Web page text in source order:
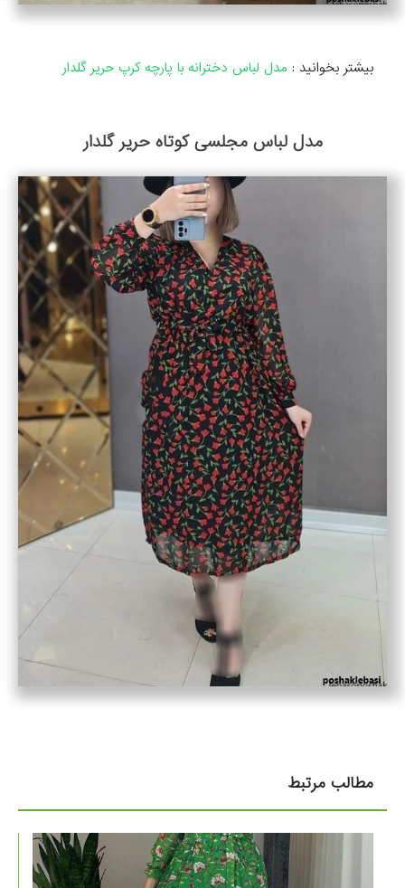
بیشتر بخوانید : مدل لباس دخترانه با پارچه کرپ حریر گلدار
مدل لباس مجلسی کوتاه حریر گلدار
مطالب مرتبط